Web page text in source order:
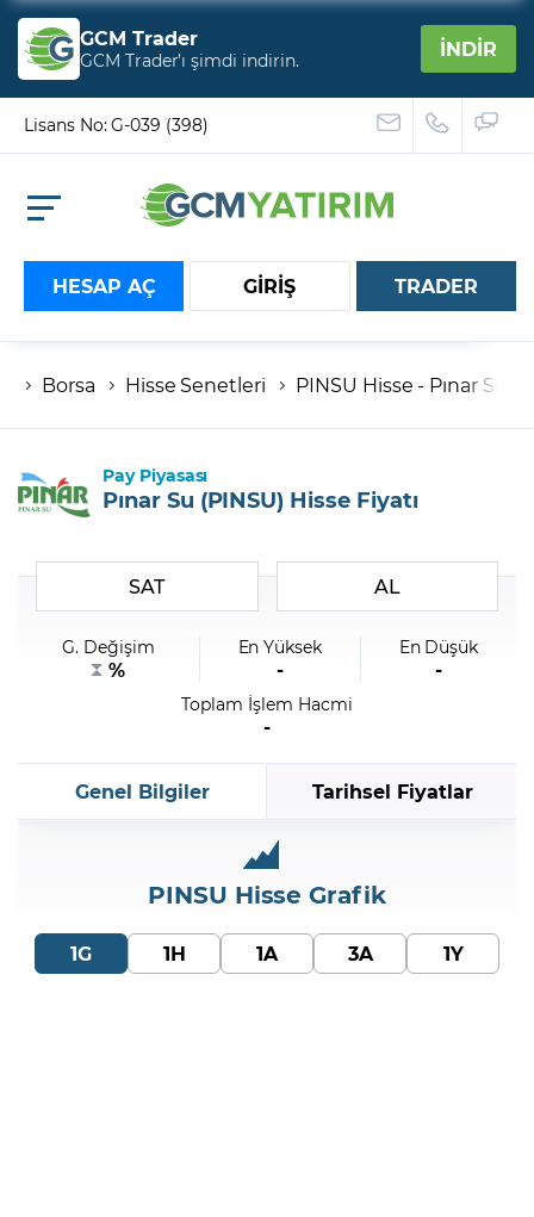
GCM Trader
GCM Trader’ı şimdi indirin. İNDİR
Lisans No: G-039 (398)
HESAP AÇ GİRİŞ
Hesap numaranız
Şifremi Unuttum
TRADER
Borsa Hisse Senetleri PINSU Hisse - Pınar Su
Pay Piyasası
Pınar Su (PINSU) Hisse Fiyatı
SAT AL
G. Değişim
%
En Yüksek
-
En Düşük
-
Toplam İşlem Hacmi
-
Genel Bilgiler Tarihsel Fiyatlar
PINSU Hisse Grafik
1G 1H 1A 3A 1Y